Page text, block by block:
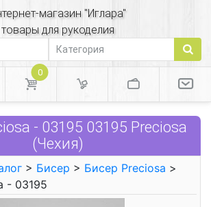
магазин "Иглара"
товары для рукоделия
0
- 03195 03195 Preciosa
(Чехия)
> Бисер > Бисер Preciosa >
- 03195